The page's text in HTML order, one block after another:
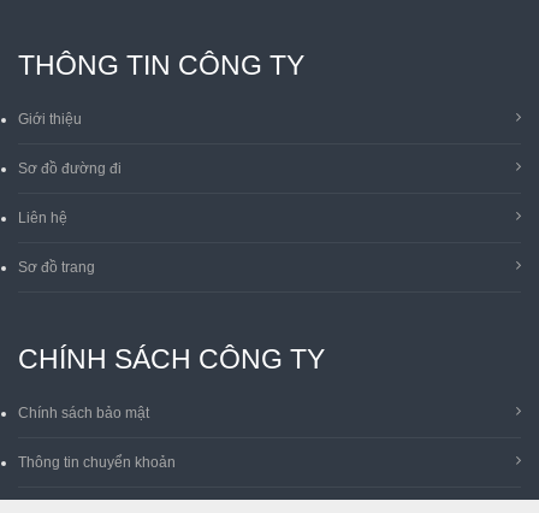
THÔNG TIN CÔNG TY
Giới thiệu
Sơ đồ đường đi
Liên hệ
Sơ đồ trang
CHÍNH SÁCH CÔNG TY
Chính sách bảo mật
Thông tin chuyển khoản